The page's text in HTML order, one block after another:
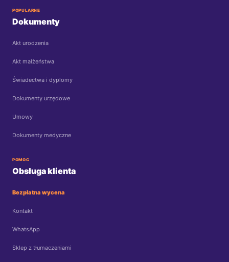
POPULARNE
Dokumenty
Akt urodzenia
Akt małżeństwa
Świadectwa i dyplomy
Dokumenty urzędowe
Umowy
Dokumenty medyczne
POMOC
Obsługa klienta
Bezpłatna wycena
Kontakt
WhatsApp
Sklep z tłumaczeniami